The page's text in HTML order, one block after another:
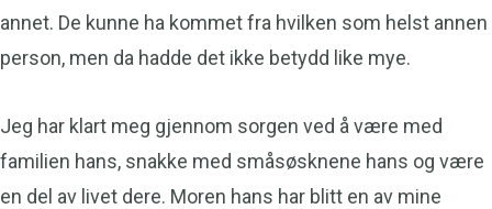
annet. De kunne ha kommet fra hvilken som helst annen
person, men da hadde det ikke betydd like mye.
Jeg har klart meg gjennom sorgen ved å være med
familien hans, snakke med småsøsknene hans og være
en del av livet dere. Moren hans har blitt en av mine